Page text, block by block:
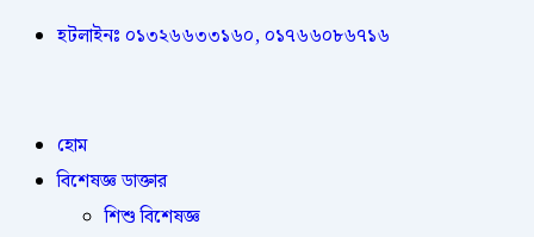
হটলাইনঃ ০১৩২৬৬৩৩১৬০, ০১৭৬৬০৮৬৭১৬
হোম
বিশেষজ্ঞ ডাক্তার
শিশু বিশেষজ্ঞ